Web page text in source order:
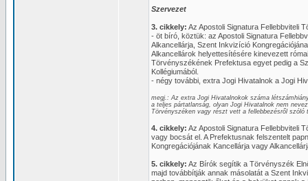
Szervezet
3. cikkely: Az Apostoli Signatura Fellebbviteli
- öt bíró, köztük: az Apostoli Signatura
Alkancellárja, Szent Inkvizíció
Alkancellárok helyettesítésére kinevezett
Törvényszékének Prefektusa egyet pedig a
Kollégiumából.
- négy további, extra Jogi Hivatalnok a Jogi
megj.: Az extra Jogi Hivatalnokok száma
a teljes pártatlanság, olyan Jogi Hivatalnok nem
Törvényszéken vagy részt vett a fellebbezésről
4. cikkely: Az Apostoli Signatura Fellebbviteli
vagy bocsát el. A Prefektusnak felszentelt
Kongregációjának Kancellárja vagy
5. cikkely: Az Bírók segítik a Törvényszék
majd továbbítják annak másolatát a Szent